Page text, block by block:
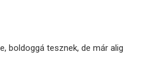
boldoggá tesznek, de már alig